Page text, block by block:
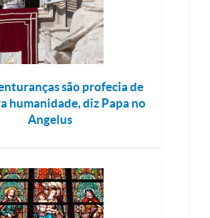
são profecia de
humanidade, diz Papa no
Angelus